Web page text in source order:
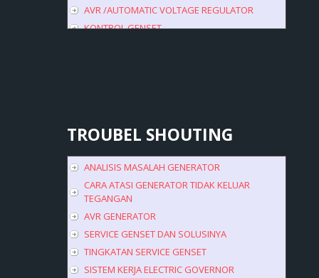
AVR /AUTOMATIC VOLTAGE REGULATOR
KONTROL GENSET
TROUBEL SHOUTING
ANALISIS MASALAH GENERATOR
CARA ATASI GENERATOR TIDAK KELUAR
TEGANGAN
AVR GENERATOR
SERVICE GENSET DAN SOLUSINYA
TINGKATAN SERVICE GENSET
SISTEM KERJA ELECTRIC GOVERNOR